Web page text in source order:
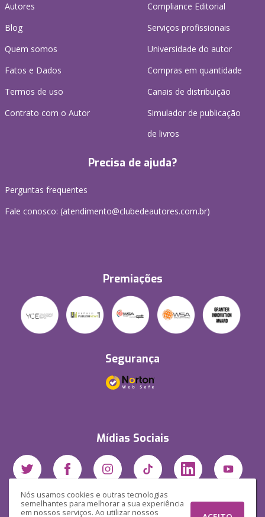
Nós usamos cookies e outras tecnologias
semelhantes para melhorar a sua experiência
em nossos serviços. Ao utilizar nossos
Autores
Blog
Quem somos
Fatos e Dados
Termos de uso
Contrato com o Autor
Compliance Editorial
Serviços profissionais
Universidade do autor
Compras em quantidade
Canais de distribuição
Simulador de publicação
de livros
Precisa de ajuda?
Perguntas frequentes
Fale conosco: (atendimento@clubedeautores.com.br)
Premiações
Segurança
Mídias Sociais